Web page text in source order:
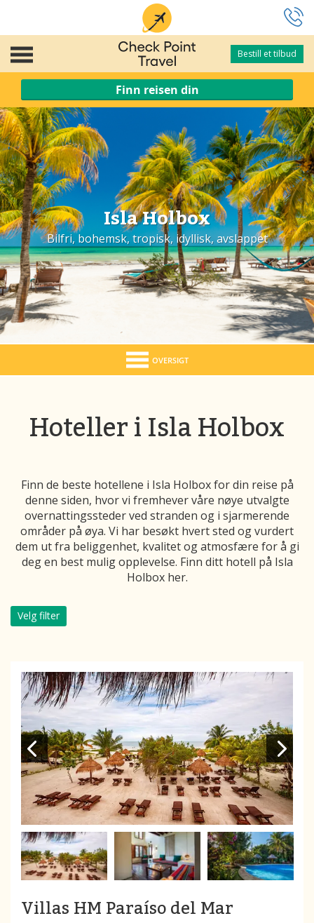
Bestill et tilbud
Bestill et tilbud
Finn reisen din
Isla Holbox
Bilfri, bohemsk, tropisk, idyllisk, avslappet
OVERSIGT
Hoteller i Isla Holbox
Finn de beste hotellene i Isla Holbox for din reise på
denne siden, hvor vi fremhever våre nøye utvalgte
overnattingssteder ved stranden og i sjarmerende
områder på øya. Vi har besøkt hvert sted og vurdert
dem ut fra beliggenhet, kvalitet og atmosfære for å gi
deg en best mulig opplevelse. Finn ditt hotell på Isla
Holbox her.
Velg filter
Villas HM Paraíso del Mar